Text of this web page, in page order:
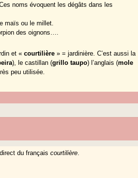
noms évoquent les dégâts dans les
maïs ou le millet.
des oignons….
et «courtilière » = jardinière. C’est aussi la
), le castillan (grillo taupo) l’anglais (mole
peu utilisée.
direct du françaiscourtilière